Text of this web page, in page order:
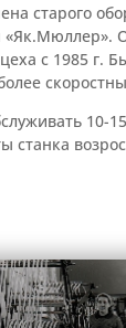
старого
с 1985
10-15
станка